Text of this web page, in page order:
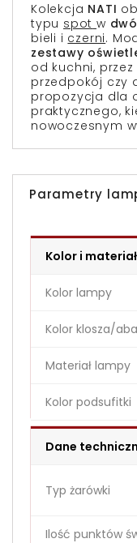
Kolekcja NATI
typu spot w
bieli i czerni.
zestawy
od kuchni,
przedpokój czy
propozycja dla
praktycznego,
nowoczesnym
Parametry
Kolor i materiał
Kolor lampy
Kolor klosza/
Materiał lampy
Kolor podsufitki
Dane
Typ żarówki
Ilość punktów